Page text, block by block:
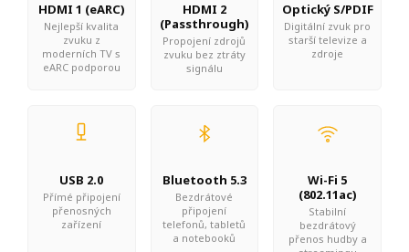
HDMI 1 (eARC)
Nejlepší kvalita
zvuku z
moderních TV s
eARC podporou
HDMI 2
(Passthrough)
Propojení zdrojů
zvuku bez ztráty
signálu
Optický S/PDIF
Digitální zvuk pro
starší televize a
zdroje
USB 2.0
Přímé připojení
přenosných
zařízení
Bluetooth 5.3
Bezdrátové
připojení
telefonů, tabletů
a notebooků
Wi-Fi 5
(802.11ac)
Stabilní
bezdrátový
přenos hudby a